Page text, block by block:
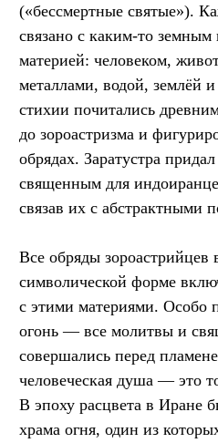
(«бессмертные святые»).
связано с каким-то
материей: человеком,
металлами, водой, землёй
стихии почитались
до зороастризма и
обрядах. Заратустра
священным для
связав их с абстрактными
Все обряды зороастрийцев
символической форме
с этими материями. Особо
огонь — все молитвы и
совершались перед
человеческая душа — это
В эпоху расцвета в Иране
храма огня, один из